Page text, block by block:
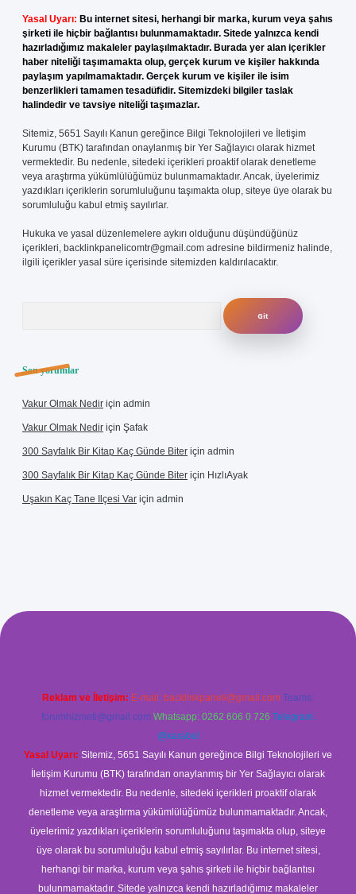
Yasal Uyarı: Bu internet sitesi, herhangi bir marka, kurum veya şahıs
şirketi ile hiçbir bağlantısı bulunmamaktadır. Sitede yalnızca kendi
hazırladığımız makaleler paylaşılmaktadır. Burada yer alan içerikler
haber niteliği taşımamakta olup, gerçek kurum ve kişiler hakkında
paylaşım yapılmamaktadır. Gerçek kurum ve kişiler ile isim
benzerlikleri tamamen tesadüfidir. Sitemizdeki bilgiler taslak
halindedir ve tavsiye niteliği taşımazlar.
Sitemiz, 5651 Sayılı Kanun gereğince Bilgi Teknolojileri ve İletişim
Kurumu (BTK) tarafından onaylanmış bir Yer Sağlayıcı olarak hizmet
vermektedir. Bu nedenle, sitedeki içerikleri proaktif olarak denetleme
veya araştırma yükümlülüğümüz bulunmamaktadır. Ancak, üyelerimiz
yazdıkları içeriklerin sorumluluğunu taşımakta olup, siteye üye olarak bu
sorumluluğu kabul etmiş sayılırlar.
Hukuka ve yasal düzenlemelere aykırı olduğunu düşündüğünüz
içerikleri, backlinkpanelicomtr@gmail.com adresine bildirmeniz halinde,
ilgili içerikler yasal süre içerisinde sitemizden kaldırılacaktır.
Son yorumlar
Vakur Olmak Nedir için admin
Vakur Olmak Nedir için Şafak
300 Sayfalık Bir Kitap Kaç Günde Biter için admin
300 Sayfalık Bir Kitap Kaç Günde Biter için HızlıAyak
Uşakın Kaç Tane Ilçesi Var için admin
Reklam ve İletişim: E-mail: backlinkpaneli@gmail.com Teams:
forumhizmeti@gmail.com Whatsapp: 0262 606 0 726 Telegram:
@karabul
Yasal Uyarı: Sitemiz, 5651 Sayılı Kanun gereğince Bilgi Teknolojileri ve
İletişim Kurumu (BTK) tarafından onaylanmış bir Yer Sağlayıcı olarak
hizmet vermektedir. Bu nedenle, sitedeki içerikleri proaktif olarak
denetleme veya araştırma yükümlülüğümüz bulunmamaktadır. Ancak,
üyelerimiz yazdıkları içeriklerin sorumluluğunu taşımakta olup, siteye
üye olarak bu sorumluluğu kabul etmiş sayılırlar. Bu internet sitesi,
herhangi bir marka, kurum veya şahıs şirketi ile hiçbir bağlantısı
bulunmamaktadır. Sitede yalnızca kendi hazırladığımız makaleler